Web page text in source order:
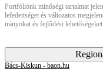
Portfóliónk minőségi tartalmat
lefedettséget és változatos
irányokat és fejlődési
Bács-Kiskun - baon.hu